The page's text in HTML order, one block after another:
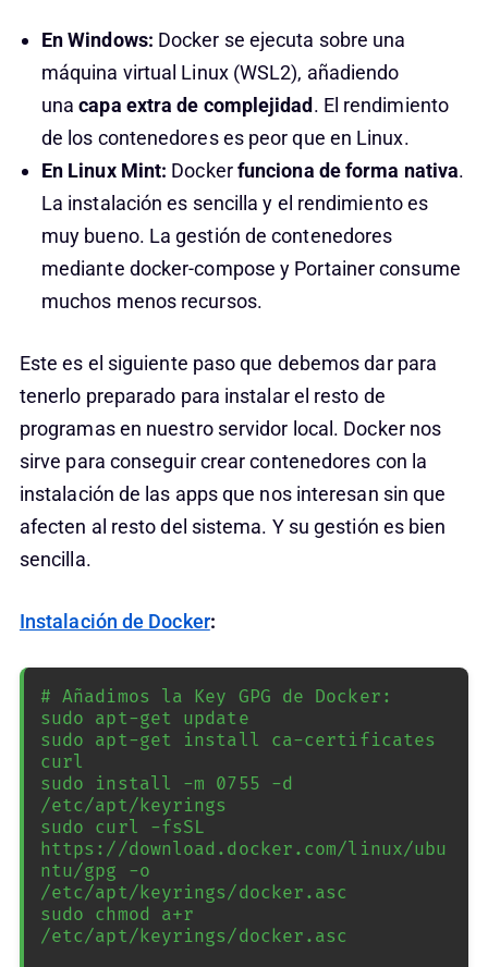
En Windows: Docker se ejecuta sobre una
máquina virtual Linux (WSL2), añadiendo
unacapa extra de complejidad. El rendimiento
de los contenedores es peor que en Linux.
En Linux Mint: Dockerfunciona de forma nativa.
La instalación es sencilla y el rendimiento es
muy bueno. La gestión de contenedores
mediante docker-compose y Portainer consume
muchos menos recursos.
Este es el siguiente paso que debemos dar para
tenerlo preparado para instalar el resto de
programas en nuestro servidor local. Docker nos
sirve para conseguir crear contenedores con la
instalación de las apps que nos interesan sin que
afecten al resto del sistema. Y su gestión es bien
sencilla.
Instalación de Docker:
# Añadimos la Key GPG de Docker:
sudo apt-get update
sudo apt-get install ca-certificates
curl
sudo install -m 0755 -d
/etc/apt/keyrings
sudo curl -fsSL
https://download.docker.com/linux/ubu
ntu/gpg -o
/etc/apt/keyrings/docker.asc
sudo chmod a+r
/etc/apt/keyrings/docker.asc